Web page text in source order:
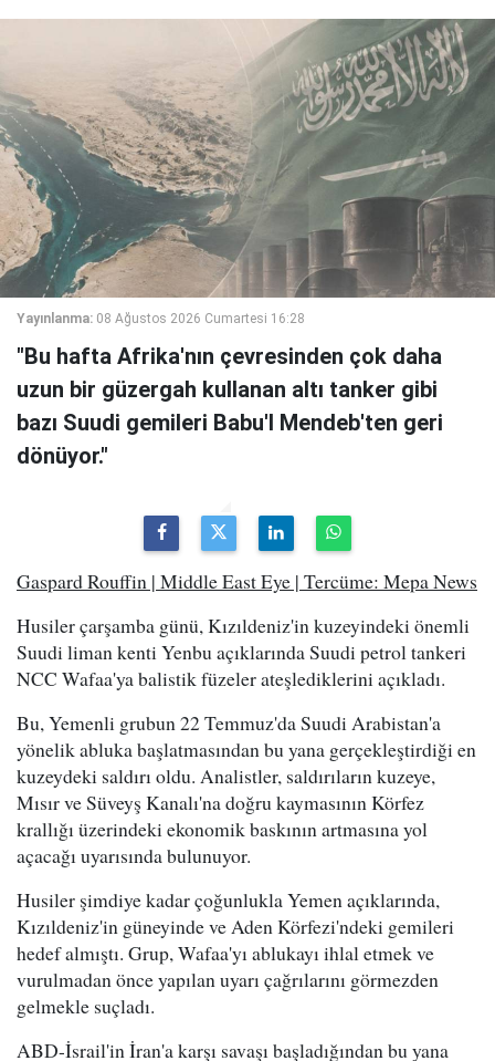
Yayınlanma: 08 Ağustos 2026 Cumartesi 16:28
"Bu hafta Afrika'nın çevresinden çok daha
uzun bir güzergah kullanan altı tanker gibi
bazı Suudi gemileri Babu'l Mendeb'ten geri
dönüyor."
Gaspard Rouffin | Middle East Eye | Tercüme: Mepa News
Husiler çarşamba günü, Kızıldeniz'in kuzeyindeki önemli
Suudi liman kenti Yenbu açıklarında Suudi petrol tankeri
NCC Wafaa'ya balistik füzeler ateşlediklerini açıkladı.
Bu, Yemenli grubun 22 Temmuz'da Suudi Arabistan'a
yönelik abluka başlatmasından bu yana gerçekleştirdiği en
kuzeydeki saldırı oldu. Analistler, saldırıların kuzeye,
Mısır ve Süveyş Kanalı'na doğru kaymasının Körfez
krallığı üzerindeki ekonomik baskının artmasına yol
açacağı uyarısında bulunuyor.
Husiler şimdiye kadar çoğunlukla Yemen açıklarında,
Kızıldeniz'in güneyinde ve Aden Körfezi'ndeki gemileri
hedef almıştı. Grup, Wafaa'yı ablukayı ihlal etmek ve
vurulmadan önce yapılan uyarı çağrılarını görmezden
gelmekle suçladı.
ABD-İsrail'in İran'a karşı savaşı başladığından bu yana